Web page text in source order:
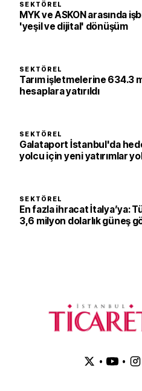
SEKTÖREL
MYK ve ASKON arasında
'yeşil ve dijital' dönüşüm
SEKTÖREL
Tarım işletmelerine 634.3
hesaplara yatırıldı
SEKTÖREL
Galataport İstanbul'da
yolcu için yeni yatırımlar
SEKTÖREL
En fazla ihracat İtalya’ya:
3,6 milyon dolarlık güneş
• •